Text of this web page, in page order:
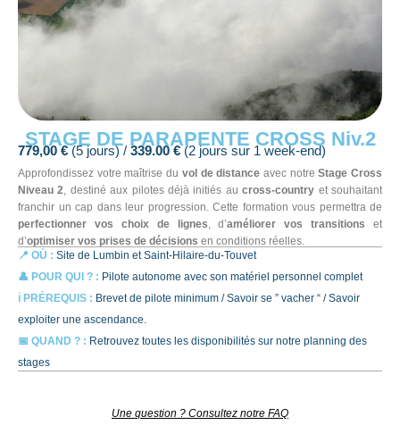
STAGE DE PARAPENTE CROSS Niv.2
779,00 €(5 jours) / 339.00 €(2 jours sur 1 week-end)
Approfondissez votre maîtrise du vol de distance avec notreStage Cross
Niveau 2, destiné aux pilotes déjà initiés au cross-country et souhaitant
franchir un cap dans leur progression. Cette formation vous permettra de
perfectionner vos choix de lignes, d’améliorer vos transitions et
d’optimiser vos prises de décisions en conditions réelles.
📍 OÙ : Site de Lumbin et Saint-Hilaire-du-Touvet
👤 POUR QUI ? : Pilote autonome avec son matériel personnel complet
ℹ️ PRÉREQUIS : Brevet de pilote minimum / Savoir se ” vacher “ / Savoir
exploiter une ascendance.
📅 QUAND ? : Retrouvez toutes les disponibilités sur notre planning des
stages
Une question ? Consultez notre FAQ